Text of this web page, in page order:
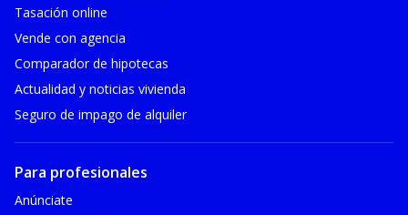
Tasación online
Vende con agencia
Comparador de hipotecas
Actualidad y noticias vivienda
Seguro de impago de alquiler
Para profesionales
Anúnciate